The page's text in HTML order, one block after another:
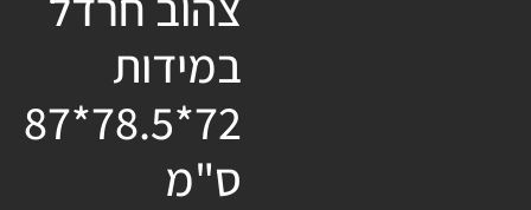
במידות
72*78.5*87
ס"מ